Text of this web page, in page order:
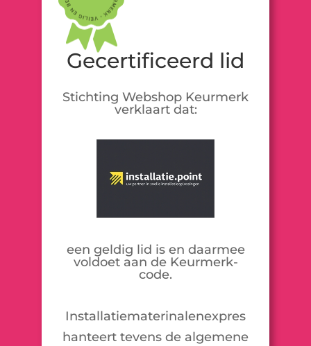
Gecertificeerd lid
Stichting Webshop Keurmerk
verklaart dat:
een geldig lid is en daarmee
voldoet aan de Keurmerk-
code.
Installatiematerinalenexpres
hanteert tevens de algemene